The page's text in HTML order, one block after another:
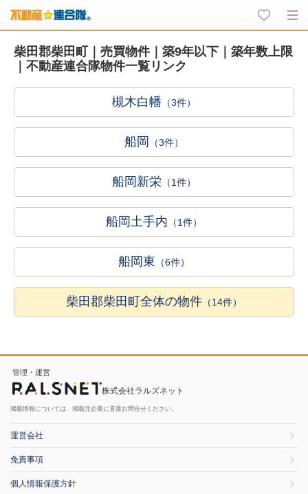
柴田郡柴田町｜売買物件｜築9年以下｜築年数上限
｜不動産連合隊物件一覧リンク
槻木白幡 （3件）
船岡 （3件）
船岡新栄 （1件）
船岡土手内 （1件）
船岡東 （6件）
柴田郡柴田町全体の物件 （14件）
管理・運営
株式会社ラルズネット
掲載情報については、掲載元企業に直接お問合せください。
運営会社
免責事項
個人情報保護方針